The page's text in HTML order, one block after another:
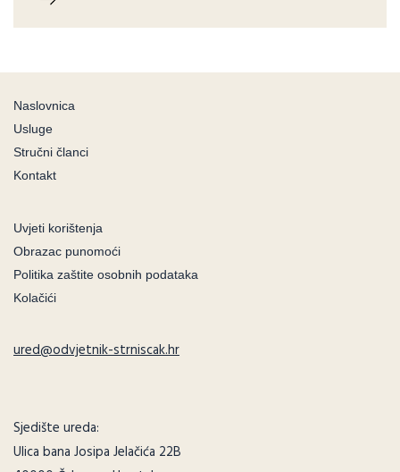
Naslovnica
Usluge
Stručni članci
Kontakt
Uvjeti korištenja
Obrazac punomoći
Politika zaštite osobnih podataka
Kolačići
ured@odvjetnik-strniscak.hr
Sjedište ureda:
Ulica bana Josipa Jelačića 22B